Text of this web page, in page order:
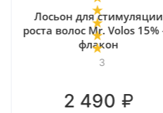
3
Лосьон для стимуляции
роста волос Mr. Volos 15%
флакон
2 490 ₽